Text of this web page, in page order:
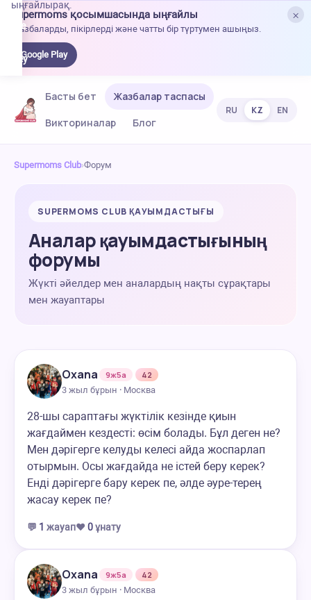
×
Supermoms қосымшасында ыңғайлы
Жазбаларды, пікірлерді және чатты бір түртумен ашыңыз.
Google Play
ыңғайлырақ.
Басты бет
Жазбалар таспасы
Викториналар
Блог
RU KZ EN
Supermoms Club›Форум
SUPERMOMS CLUB ҚАУЫМДАСТЫҒЫ
Аналар қауымдастығының
форумы
Жүкті әйелдер мен аналардың нақты сұрақтары
мен жауаптары
Oxana 9ж5а
42
3 жыл бұрын · Москва
28-шы сараптағы жүктілік кезінде қиын
жағдаймен кездесті: өсім болады. Бұл деген не?
Мен дәрігерге келуды келесі айда жоспарлап
отырмын. Осы жағдайда не істей беру керек?
Енді дәрігерге бару керек пе, әлде әуре-терең
жасау керек пе?
💬 1 жауап❤️ 0ұнату
Oxana 9ж5а
42
3 жыл бұрын · Москва